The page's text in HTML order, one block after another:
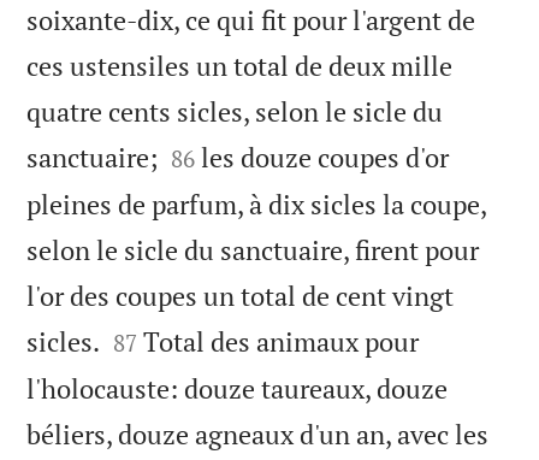
soixante-dix, ce qui fit pour l'argent de
ces ustensiles un total de deux mille
quatre cents sicles, selon le sicle du
sanctuaire; 

86 les douze coupes d'or
pleines de parfum, à dix sicles la coupe,
selon le sicle du sanctuaire, firent pour
l'or des coupes un total de cent vingt
sicles. 

87 Total des animaux pour
l'holocauste: douze taureaux, douze
béliers, douze agneaux d'un an, avec les